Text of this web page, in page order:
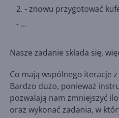
- znowu przygotować
- ...
Nasze zadanie składa się,
Co mają wspólnego iteracje
Bardzo dużo, ponieważ
pozwalają nam zmniejszyć
oraz wykonać zadania, w